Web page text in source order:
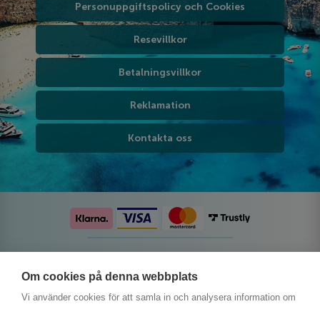
Om cookies på denna webbplats
Vi använder cookies för att samla in och analysera information om
Personuppgiftspolicy och Cookies
Resevillkor
Betalningsvillkor
Reklamation
Kontakta oss